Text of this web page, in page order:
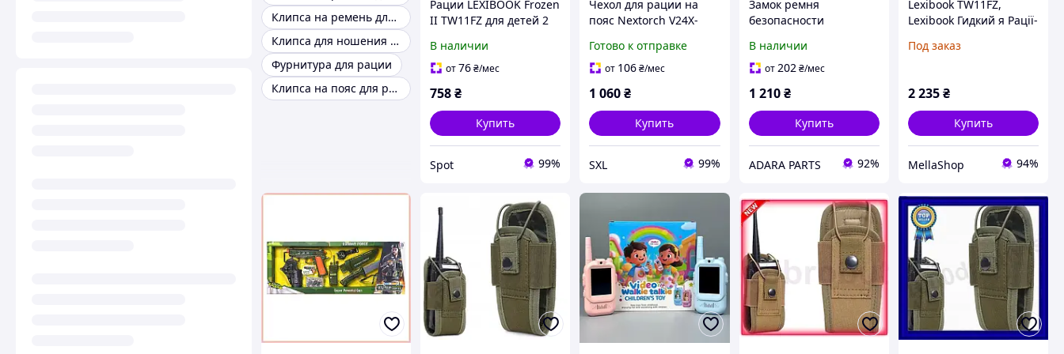
Клипса на ремень для радиостанций
Клипса для ношения рации на поясе
Фурнитура для рации
Клипса на пояс для рации
Рации LEXIBOOK Frozen
II TW11FZ для детей 2
для ремня компактные
В наличии
от76₴/мес
758₴
Купить
Spot 99%
Чехол для рации на
пояс Nextorch V24X-
зажимом для ремня 38
50 мм совместим с
ремнем
Готово к отправке
от 106₴/мес
1 060₴
Купить
SXL 99%
Замок ремня
безопасности
прав. для Volkswagen
Touareg 2010-2014 (7P
(7P0857756EYLZ)
В наличии
от202 ₴/мес
1 210 ₴
Купить
ADARA PARTS 92%
Lexibook TW11FZ,
Lexibook Гидкий я Рації-
для дітей. Гачок до
Под заказ
2 235₴
Купить
MellaShop 94%